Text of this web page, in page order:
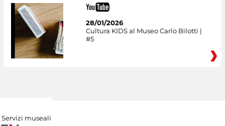
28/01/2026
Cultura KIDS al Museo Carlo Bilotti |
#5
Servizi museali